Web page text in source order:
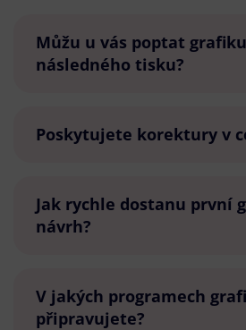
Můžu u vás poptat
následného tisku?
Poskytujete korektury v
Jak rychle dostanu první
návrh?
V jakých programech
připravujete?